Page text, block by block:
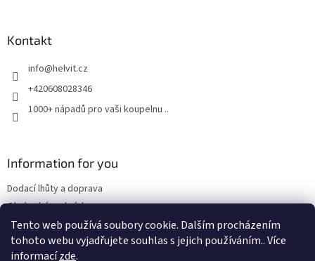
Tento web používá soubory cookie. Dalším procházením
tohoto webu vyjadřujete souhlas s jejich používáním.. Více
informacízde.
Kontakt
info@helvit.cz
+420608028346
1000+ nápadů pro vaši koupelnu ..
Information for you
Dodací lhůty a doprava
Obchodní podmínky